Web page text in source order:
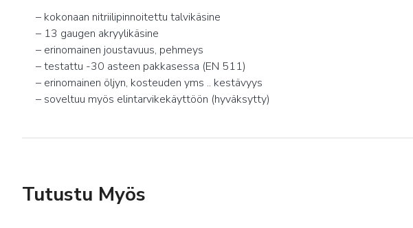
– kokonaan nitriilipinnoitettu talvikäsine
– 13 gaugen akryylikäsine
– erinomainen joustavuus, pehmeys
– testattu -30 asteen pakkasessa (EN 511)
– erinomainen öljyn, kosteuden yms .. kestävyys
– soveltuu myös elintarvikekäyttöön (hyväksytty)
Tutustu Myös